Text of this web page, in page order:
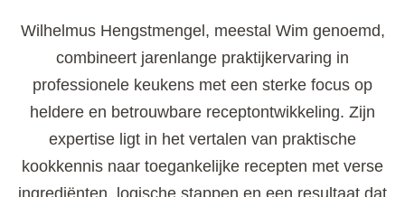
Wilhelmus Hengstmengel, meestal Wim genoemd,
combineert jarenlange praktijkervaring in
professionele keukens met een sterke focus op
heldere en betrouwbare receptontwikkeling. Zijn
expertise ligt in het vertalen van praktische
kookkennis naar toegankelijke recepten met verse